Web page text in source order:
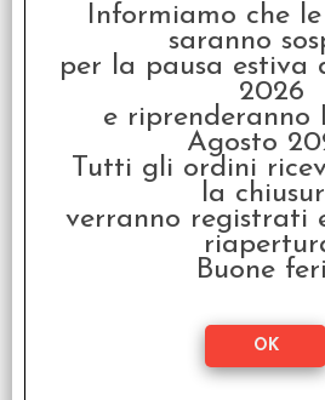
OFFERTA RAVEN
- Top Trumps
Marvel
€ 24,99
Informiamo che
saranno
per la pausa estiva
2026
e riprenderanno
Agosto
Tutti gli ordini
la
verranno registrati
Buone